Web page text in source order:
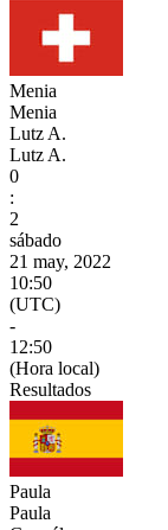
Menia
Menia
Lutz A.
Lutz A.
0
:
2
sábado
21 may, 2022
10:50
(UTC)
-
12:50
(Hora local)
Resultados
Paula
Paula